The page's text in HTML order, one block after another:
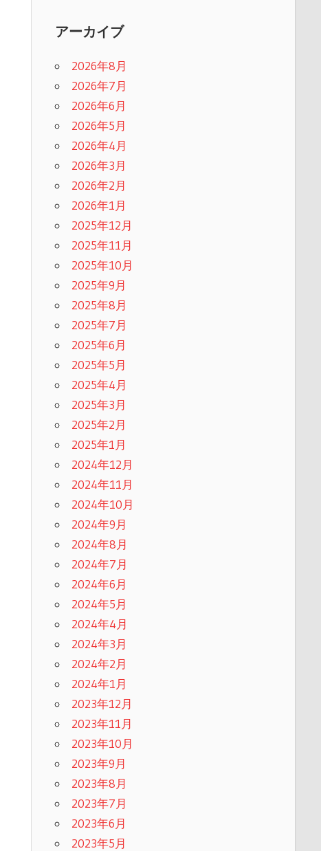
アーカイブ
2026年8月
2026年7月
2026年6月
2026年5月
2026年4月
2026年3月
2026年2月
2026年1月
2025年12月
2025年11月
2025年10月
2025年9月
2025年8月
2025年7月
2025年6月
2025年5月
2025年4月
2025年3月
2025年2月
2025年1月
2024年12月
2024年11月
2024年10月
2024年9月
2024年8月
2024年7月
2024年6月
2024年5月
2024年4月
2024年3月
2024年2月
2024年1月
2023年12月
2023年11月
2023年10月
2023年9月
2023年8月
2023年7月
2023年6月
2023年5月